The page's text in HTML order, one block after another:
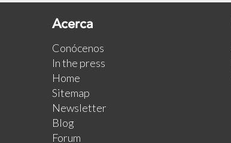
Acerca
Conócenos
In the press
Home
Sitemap
Newsletter
Blog
Forum